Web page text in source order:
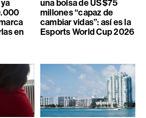
en
una bolsa de US$75
millones “capaz de
cambiar vidas”: así es la
Esports World Cup 2026